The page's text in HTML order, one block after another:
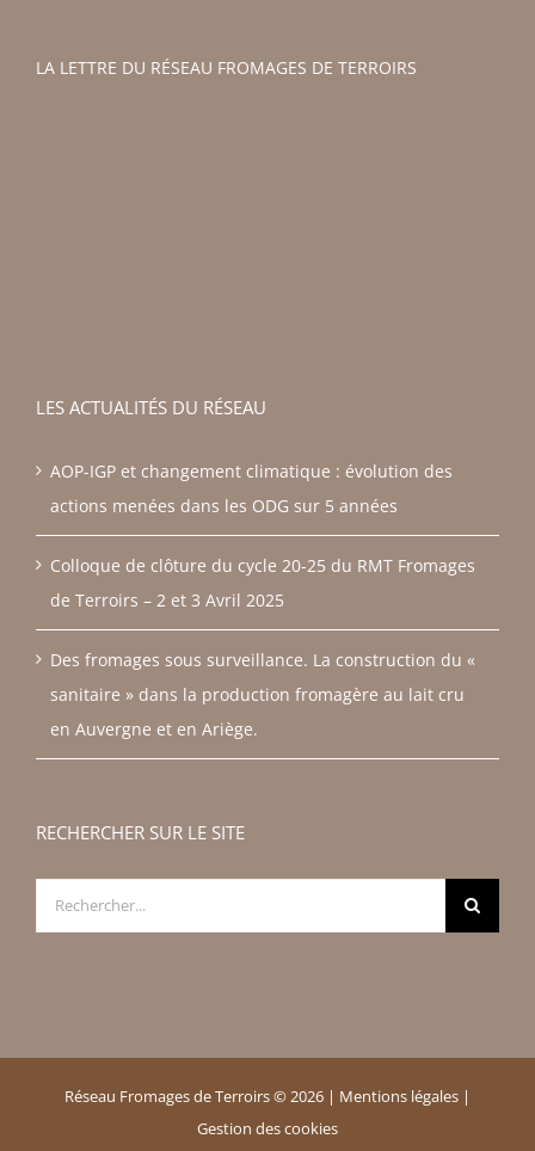
LA LETTRE DU RÉSEAU FROMAGES DE TERROIRS
LES ACTUALITÉS DU RÉSEAU
AOP-IGP et changement climatique : évolution des
actions menées dans les ODG sur 5 années
Colloque de clôture du cycle 20-25 du RMT Fromages
de Terroirs – 2 et 3 Avril 2025
Des fromages sous surveillance. La construction du «
sanitaire » dans la production fromagère au lait cru
en Auvergne et en Ariège.
RECHERCHER SUR LE SITE
Rechercher:
Réseau Fromages de Terroirs ©2026 | Mentions légales |
Gestion des cookies